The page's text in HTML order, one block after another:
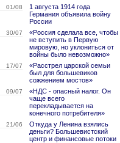
01/08
1 августа 1914 года
Германия объявила войну
России
30/07
«Россия сделала все, чтобы
не вступить в Первую
мировую, но уклониться от
войны было невозможно»
17/07
«Расстрел царской семьи
был для большевиков
сожжением мостов»
09/07
«НДС - опасный налог. Он
чаще всего
перекладывается на
конечного потребителя»
21/06
Откуда у Ленина взялись
деньги? Большевистский
центр и финансовые потоки